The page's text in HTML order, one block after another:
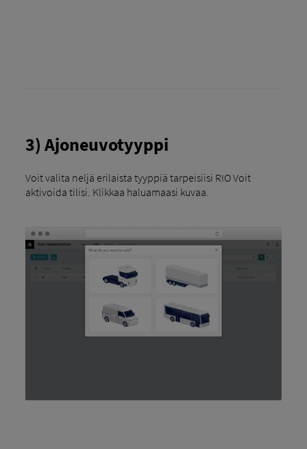
3) Ajoneuvotyyppi
Voit valita neljä erilaista tyyppiä tarpeisiisi RIO Voit
aktivoida tilisi. Klikkaa haluamaasi kuvaa.